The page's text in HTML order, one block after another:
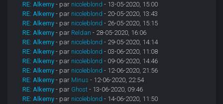
RE: Alkemy - par nicoleblond - 13-05-2020, 15:00
RE: Alkemy - par nicoleblond - 20-05-2020, 13:43
RE: Alkemy - par nicoleblond - 26-05-2020, 15:15
RE: Alkemy - par Reldan - 28-05-2020, 16:06
RE: Alkemy - par nicoleblond - 29-05-2020, 14:14
RE: Alkemy - par nicoleblond - 03-06-2020, 11:08
RE: Alkemy - par nicoleblond - 09-06-2020, 14:46
RE: Alkemy - par nicoleblond - 12-06-2020, 21:56
RE: Alkemy - par Minus - 12-06-2020, 22:54
RE: Alkemy - par Ghost - 13-06-2020, 09:46
RE: Alkemy - par nicoleblond - 14-06-2020, 11:50